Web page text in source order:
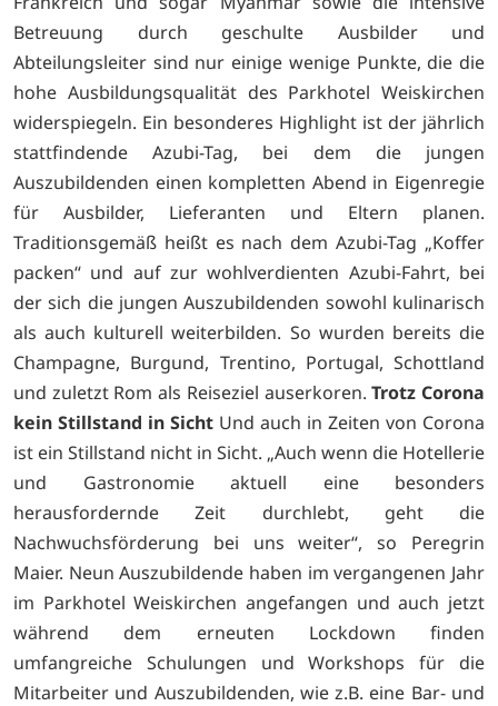
Betreuung durch geschulte Ausbilder und
Abteilungsleiter sind nur einige wenige Punkte, die die
hohe Ausbildungsqualität des Parkhotel Weiskirchen
widerspiegeln. Ein besonderes Highlight ist der jährlich
stattfindende Azubi-Tag, bei dem die jungen
Auszubildenden einen kompletten Abend in Eigenregie
für Ausbilder, Lieferanten und Eltern planen.
Traditionsgemäß heißt es nach dem Azubi-Tag „Koffer
packen“ und auf zur wohlverdienten Azubi-Fahrt, bei
der sich die jungen Auszubildenden sowohl kulinarisch
als auch kulturell weiterbilden. So wurden bereits die
Champagne, Burgund, Trentino, Portugal, Schottland
und zuletzt Rom als Reiseziel auserkoren.Trotz Corona
kein Stillstand in Sicht Und auch in Zeiten von Corona
ist ein Stillstand nicht in Sicht. „Auch wenn die Hotellerie
und Gastronomie aktuell eine besonders
herausfordernde Zeit durchlebt, geht die
Nachwuchsförderung bei uns weiter“, so Peregrin
Maier. Neun Auszubildende haben im vergangenen Jahr
im Parkhotel Weiskirchen angefangen und auch jetzt
während dem erneuten Lockdown finden
umfangreiche Schulungen und Workshops für die
Mitarbeiter und Auszubildenden, wie z.B. eine Bar- und